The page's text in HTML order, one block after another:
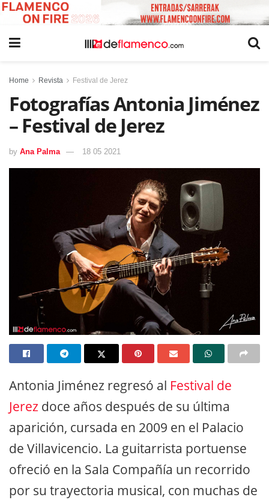
Home Revista Festival de Jerez
Fotografías Antonia Jiménez
– Festival de Jerez
by Ana Palma 18 05 2021
Antonia Jiménez regresó al Festival de
Jerez doce años después de su última
aparición, cursada en 2009 en el Palacio
de Villavicencio. La guitarrista portuense
ofreció en la Sala Compañía un recorrido
por su trayectoria musical, con muchas de